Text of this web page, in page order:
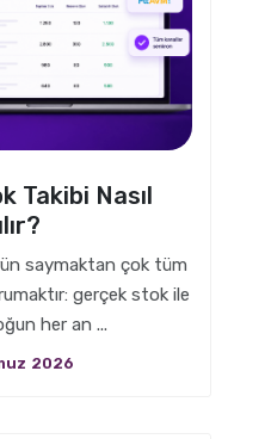
Takibi Nasıl
saymaktan çok tüm
gerçek stok ile
her an ...
2026